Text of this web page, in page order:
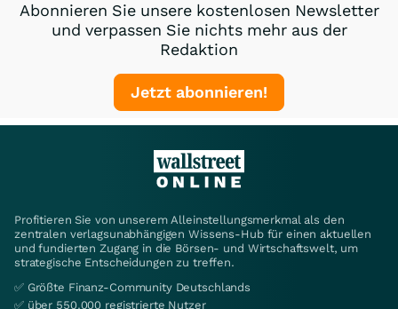
Abonnieren Sie unsere kostenlosen Newsletter
und verpassen Sie nichts mehr aus der
Redaktion
Jetzt abonnieren!
Profitieren Sie von unserem Alleinstellungsmerkmal als den
zentralen verlagsunabhängigen Wissens-Hub für einen aktuellen
und fundierten Zugang in die Börsen- und Wirtschaftswelt, um
strategische Entscheidungen zu treffen.
✅ Größte Finanz-Community Deutschlands
✅ über 550.000 registrierte Nutzer